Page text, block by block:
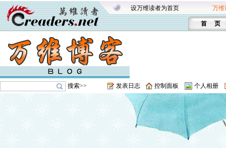
设万维读者为首页 万维
首 页
搜索>> 发表日志 控制面板 个人相册